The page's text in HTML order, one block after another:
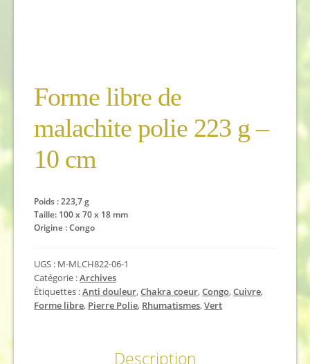
Forme libre de
malachite polie 223 g –
10 cm
Poids : 223,7 g
Taille: 100 x 70 x 18 mm
Origine : Congo
UGS : M-MLCH822-06-1
Catégorie :Archives
Étiquettes :Anti douleur,Chakra coeur,Congo,Cuivre,
Forme libre, Pierre Polie, Rhumatismes,Vert
Description